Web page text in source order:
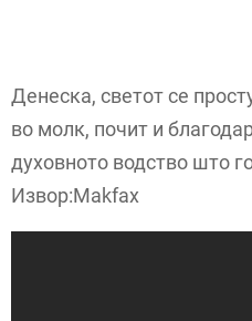
Денеска, светот се
во молк, почит и
духовното водство што
Извор:Makfax